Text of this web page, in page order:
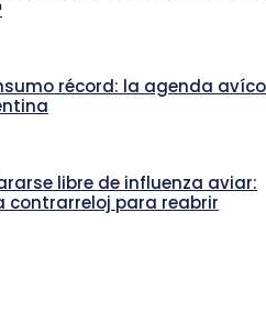
récord: la agenda
libre de influenza aviar:
contrarreloj para reabrir